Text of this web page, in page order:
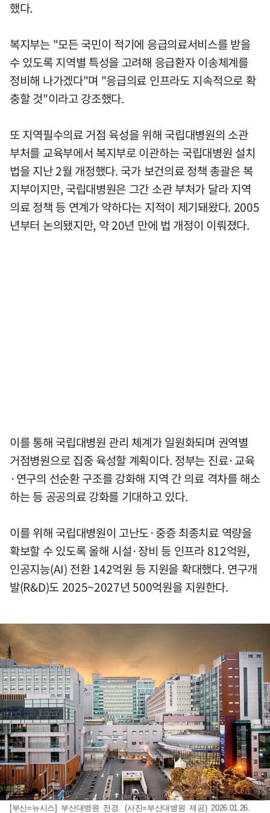
했다.
복지부는 "모든 국민이 적기에 응급의료서비스를 받을
수 있도록 지역별 특성을 고려해 응급환자 이송체계를
정비해 나가겠다"며 "응급의료 인프라도 지속적으로 확
충할 것"이라고 강조했다.
또 지역필수의료 거점 육성을 위해 국립대병원의 소관
부처를 교육부에서 복지부로 이관하는 국립대병원 설치
법을 지난 2월 개정했다. 국가 보건의료 정책 총괄은 복
지부이지만, 국립대병원은 그간 소관 부처가 달라 지역
의료 정책 등 연계가 약하다는 지적이 제기돼왔다. 2005
년부터 논의됐지만, 약 20년 만에 법 개정이 이뤄졌다.
이를 통해 국립대병원 관리 체계가 일원화되며 권역별
거점병원으로 집중 육성할 계획이다. 정부는 진료·교육
·연구의 선순환 구조를 강화해 지역 간 의료 격차를 해소
하는 등 공공의료 강화를 기대하고 있다.
이를 위해 국립대병원이 고난도·중증 최종치료 역량을
확보할 수 있도록 올해 시설·장비 등 인프라 812억원,
인공지능(AI) 전환 142억원 등 지원을 확대했다. 연구개
발(R&D)도 2025~2027년 500억원을 지원한다.
[부산=뉴시스] 부산대병원 전경. (사진=부산대병원 제공) 2026.01.26.